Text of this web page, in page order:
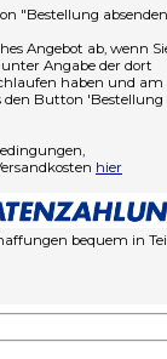
"Bestellung
Angebot ab, wenn
Angabe der dort
haben und am
den Button 'Bestellung
hier
bequem in